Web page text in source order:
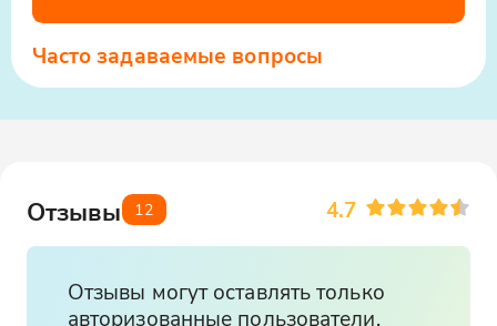
Часто задаваемые вопросы
Отзывы 12 4.7
Отзывы могут оставлять только
авторизованные пользователи,